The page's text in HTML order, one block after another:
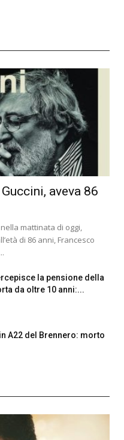
aveva 86
mattinata di oggi,
di 86 anni, Francesco
la pensione della
da oltre 10 anni:...
A22 del Brennero: morto